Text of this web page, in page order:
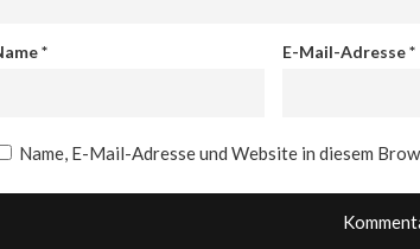
* E-Mail-Adresse*
Name, E-Mail-Adresse und Website in diesem